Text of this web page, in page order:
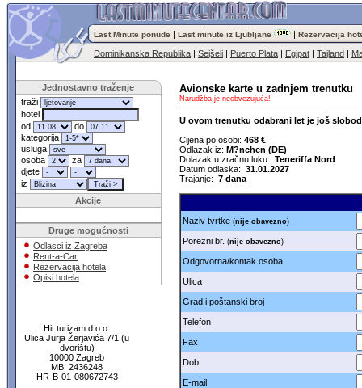
Last Minute ponude | Last minute iz Ljubljane | Rezervacija
Dominikanska Republika | Sejšeli | Puerto Plata | Egipat | Tajland |
Jednostavno traženje
traži
hotel
od
do
kategorija
usluga
osoba
za
djete
iz
Akcije
Druge mogućnosti
Odlasci iz Zagreba
Rent-a-Car
Rezervacija hotela
Opisi hotela
Hit turizam d.o.o.
Ulica Jurja Žerjavića 7/1 (u
dvorištu)
10000 Zagreb
MB: 2436248
HR-B-01-080672743
Avionske karte u zadnjem trenutku
Narudžba je neobvezujuća!
U ovom trenutku odabrani let je još
Cijena po osobi: 468 €
Odlazak iz: M?nchen (DE)
Dolazak u zračnu luku: Teneriffa Nord
Datum odlaska: 31.01.2027
Trajanje: 7 dana
Naziv tvrtke (nije obavezno)
Porezni br. (nije obavezno)
Odgovorna/kontak osoba
Ulica
Grad i poštanski broj
Telefon
Fax
Dob
E-mail